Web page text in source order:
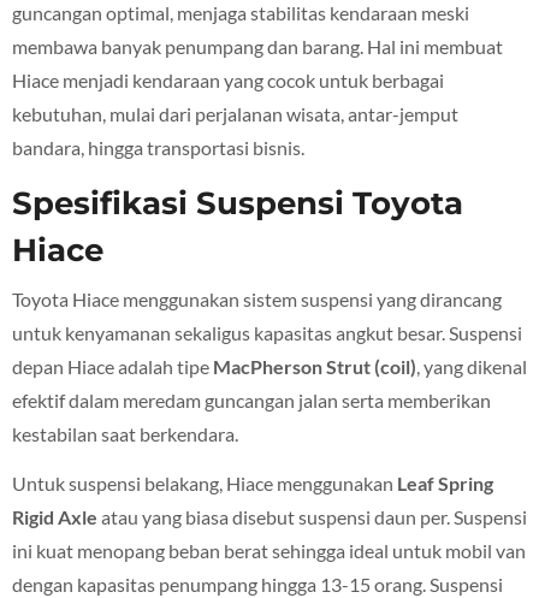
guncangan optimal, menjaga stabilitas kendaraan meski
membawa banyak penumpang dan barang. Hal ini membuat
Hiace menjadi kendaraan yang cocok untuk berbagai
kebutuhan, mulai dari perjalanan wisata, antar-jemput
bandara, hingga transportasi bisnis.
Spesifikasi Suspensi Toyota
Hiace
Toyota Hiace menggunakan sistem suspensi yang dirancang
untuk kenyamanan sekaligus kapasitas angkut besar. Suspensi
depan Hiace adalah tipe MacPherson Strut (coil), yang dikenal
efektif dalam meredam guncangan jalan serta memberikan
kestabilan saat berkendara.
Untuk suspensi belakang, Hiace menggunakan Leaf Spring
Rigid Axle atau yang biasa disebut suspensi daun per. Suspensi
ini kuat menopang beban berat sehingga ideal untuk mobil van
dengan kapasitas penumpang hingga 13-15 orang. Suspensi